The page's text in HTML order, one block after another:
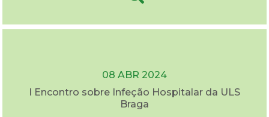
08 ABR 2024
I Encontro sobre Infeção Hospitalar da ULS
Braga